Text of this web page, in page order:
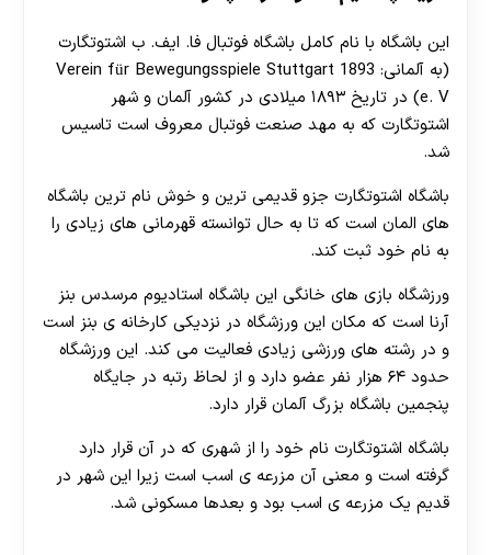
این باشگاه با نام کامل باشگاه فوتبال فا. ایف. ب اشتوتگارت
(به آلمانی: Verein für Bewegungsspiele Stuttgart 1893
e. V) در تاریخ ۱۸۹۳ میلادی در کشور آلمان و شهر
اشتوتگارت که به مهد صنعت فوتبال معروف است تاسیس
شد.
باشگاه اشتوتگارت جزو قدیمی ترین و خوش نام ترین باشگاه
های المان است که تا به حال توانسته قهرمانی های زیادی را
به نام خود ثبت کند.
ورزشگاه بازی های خانگی این باشگاه استادیوم مرسدس بنز
آرنا است که مکان این ورزشگاه در نزدیکی کارخانه ی بنز است
و در رشته های ورزشی زیادی فعالیت می کند. این ورزشگاه
حدود ۶۴ هزار نفر عضو دارد و از لحاظ رتبه در جایگاه
پنجمین باشگاه بزرگ آلمان قرار دارد.
باشگاه اشتوتگارت نام خود را از شهری که در آن قرار دارد
گرفته است و معنی آن مزرعه ی اسب است زیرا این شهر در
قدیم یک مزرعه ی اسب بود و بعدها مسکونی شد.